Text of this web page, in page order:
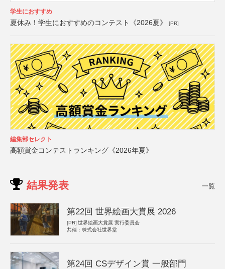
学生におすすめ
夏休み！学生におすすめのコンテスト《2026夏》 [PR]
編集部セレクト
高額賞金コンテストランキング《2026年夏》
結果発表 一覧
第22回 世界絵画大賞展 2026
[PR] 世界絵画大賞展 実行委員会
共催：株式会社世界堂
第24回 CSデザイン賞 一般部門